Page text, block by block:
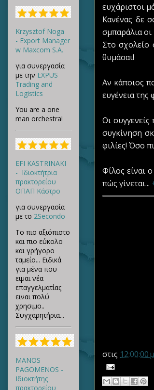
ευχάριστοι
Κανένας δε
σμπαράλια οι
Στο σχολείο
θυμάσαι!
Αν κάποιος
ευγένεια της
Οι
συγκίνηση
φιλίες! Όσο
Φίλος είναι
πώς γίνεται...
στις 12:00:00
Krzysztof Noga
- Export Manager
w Maxcom S.A.
για συνεργασία
με την EXPUS
Trading and
Logistics
You are a one
man orchestra!
EFI KASTRINAKI
- Ιδιοκτήτρια
πρακτορείου
ΟΠΑΠ Κάστρο
για συνεργασία
με το 2Secondo
Το πιο αξιόπιστο
και πιο εύκολο
και γρήγορο
ταμείο... Ειδικά
για μένα που
ειμαι νέα
επαγγελματίας
ειναι πολύ
χρησιμο..
Συγχαρητήρια...
MANOS
PAGOMENOS -
Ιδιοκτήτης
πρακτορείου